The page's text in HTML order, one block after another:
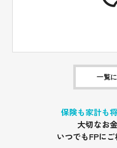
一覧
保険も家計も
大切なお
いつでもFPにご